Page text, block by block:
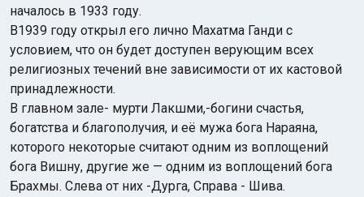
началось в 1933 году.
В1939 году открыл его лично Махатма Ганди с
условием, что он будет доступен верующим всех
религиозных течений вне зависимости от их кастовой
принадлежности.
В главном зале- мурти Лакшми,-богини счастья,
богатства и благополучия, и её мужа бога Нараяна,
которого некоторые считают одним из воплощений
бога Вишну, другие же — одним из воплощений бога
Брахмы. Слева от них -Дурга, Справа - Шива.